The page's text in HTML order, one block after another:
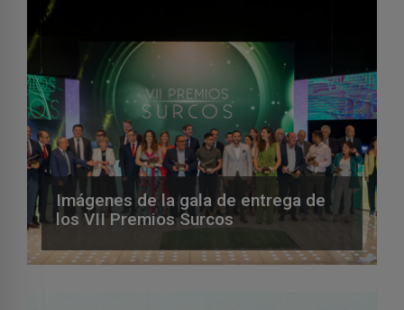
Imágenes de la gala de entrega de
los VII Premios Surcos